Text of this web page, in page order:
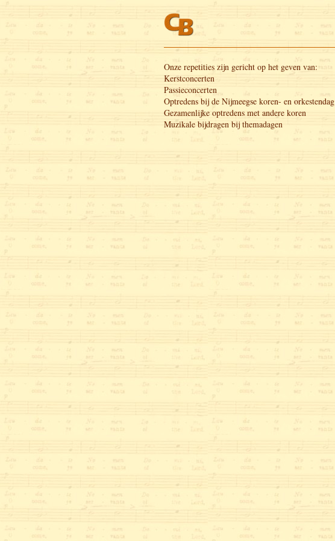
Onze repetities zijn gericht op het geven van:
Kerstconcerten
Passieconcerten
Optredens bij de Nijmeegse koren- en orkestendag
Gezamenlijke optredens met andere koren
Muzikale bijdragen bij themadagen